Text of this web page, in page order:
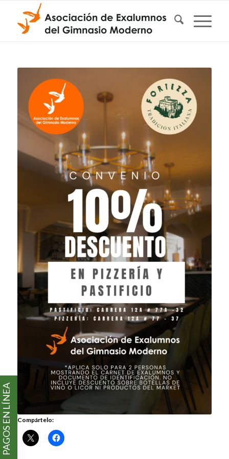
Compártelo:
PAGOS EN LÍNEA